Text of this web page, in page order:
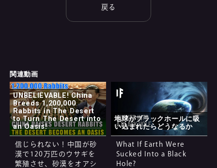
戻る
関連動画
UNBELIEVABLE! China
Breeds 1,200,000
Rabbits in The Desert
to Turn The Desert into
an Oasis!
信じられない！中国が砂
漠で120万匹のウサギを
繁殖させ、砂漠をオアシ
地球がブラックホールに吸
い込まれたらどうなるか
What If Earth Were
Sucked Into a Black
Hole?